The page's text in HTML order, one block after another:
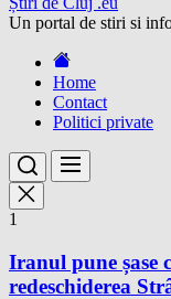
the
content
Un portal de stiri si
Home
Contact
Politici private
1
Iranul pune șase
redeschiderea